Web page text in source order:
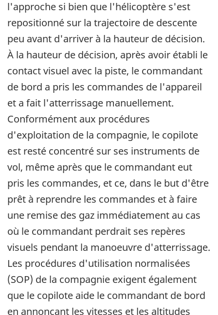
l'approche si bien que l'hélicoptère s'est
repositionné sur la trajectoire de descente
peu avant d'arriver à la hauteur de décision.
À la hauteur de décision, après avoir établi le
contact visuel avec la piste, le commandant
de bord a pris les commandes de l'appareil
et a fait l'atterrissage manuellement.
Conformément aux procédures
d'exploitation de la compagnie, le copilote
est resté concentré sur ses instruments de
vol, même après que le commandant eut
pris les commandes, et ce, dans le but d'être
prêt à reprendre les commandes et à faire
une remise des gaz immédiatement au cas
où le commandant perdrait ses repères
visuels pendant la manoeuvre d'atterrissage.
Les procédures d'utilisation normalisées
(SOP) de la compagnie exigent également
que le copilote aide le commandant de bord
en annonçant les vitesses et les altitudes